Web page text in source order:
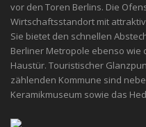
vor den Toren Berlins. Die
Wirtschaftsstandort mit
Sie bietet den schnellen
Berliner Metropole ebenso
Haustür. Touristischer
zählenden Kommune sind
Keramikmuseum sowie das